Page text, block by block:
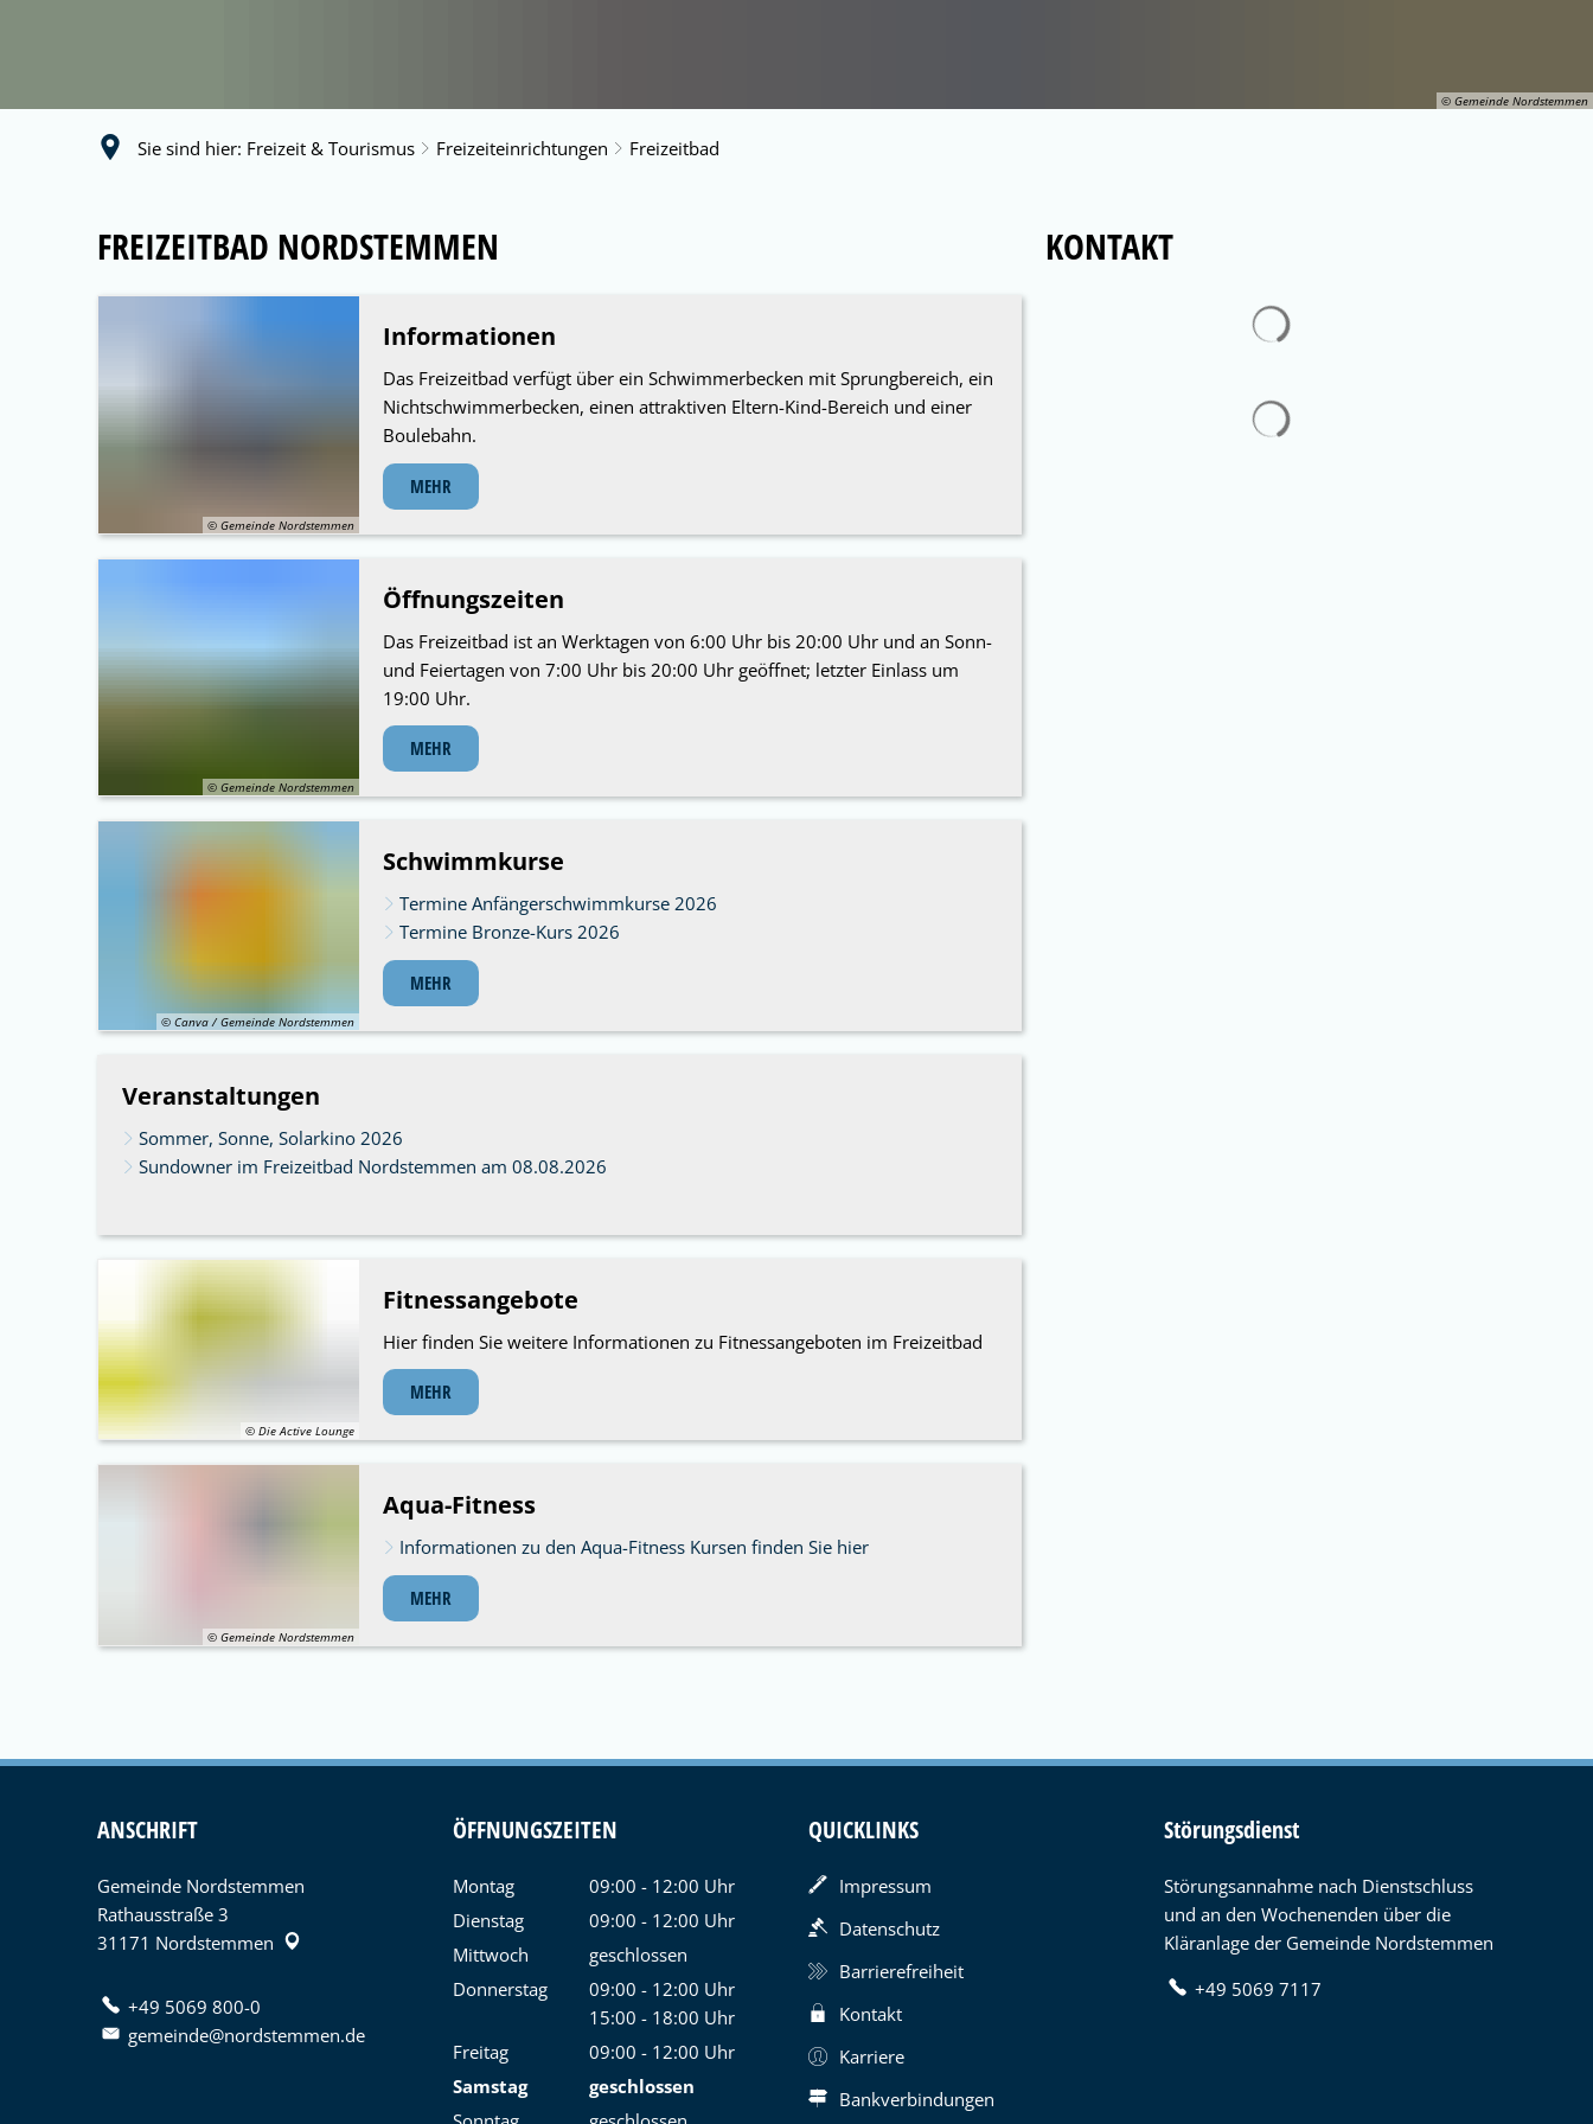
© Gemeinde Nordstemmen
Sie sind hier: Freizeit & Tourismus Freizeiteinrichtungen Freizeitbad
FreizeitbadFREIZEITBAD NORDSTEMMEN
© Gemeinde Nordstemmen
Informationen
Das Freizeitbad verfügt über ein Schwimmerbecken mit Sprungbereich, ein
Nichtschwimmerbecken, einen attraktiven Eltern-Kind-Bereich und einer
Boulebahn.
MEHR
© Gemeinde Nordstemmen
Öffnungszeiten
Das Freizeitbad ist an Werktagen von 6:00 Uhr bis 20:00 Uhr und an Sonn-
und Feiertagen von 7:00 Uhr bis 20:00 Uhr geöffnet; letzter Einlass um
19:00 Uhr.
MEHR
© Canva / Gemeinde Nordstemmen
Schwimmkurse
Termine Anfängerschwimmkurse 2026
Termine Bronze-Kurs 2026
MEHR
Veranstaltungen
Sommer, Sonne, Solarkino 2026
Sundowner im Freizeitbad Nordstemmen am 08.08.2026
© Die Active Lounge
Fitnessangebote
Hier finden Sie weitere Informationen zu Fitnessangeboten im Freizeitbad
MEHR
© Gemeinde Nordstemmen
Aqua-Fitness
Informationen zu den Aqua-Fitness Kursen finden Sie hier
MEHR
KONTAKT
ANSCHRIFT
Gemeinde Nordstemmen
Rathausstraße 3
31171 Nordstemmen
+49 5069 800-0
gemeinde@nordstemmen.de
ÖFFNUNGSZEITEN
Montag 09:00 - 12:00 Uhr
Von 09:00 bis 12:00 Uhr
Dienstag 09:00 - 12:00 Uhr
Von 09:00 bis 12:00 Uhr
Mittwoch
geschlossen
Donnerstag
09:00 - 12:00 Uhr
Von 09:00 bis 12:00 Uhr
15:00 - 18:00 Uhr
Von 15:00 bis 18:00 Uhr
Freitag 09:00 - 12:00 Uhr
Von 09:00 bis 12:00 Uhr
Samstag
geschlossen
QUICKLINKS
Impressum
Datenschutz
Barrierefreiheit
Kontakt
Karriere
Bankverbindungen
Störungsdienst
Störungsannahme nach Dienstschluss
und an den Wochenenden über die
Kläranlage der Gemeinde Nordstemmen
+49 5069 7117